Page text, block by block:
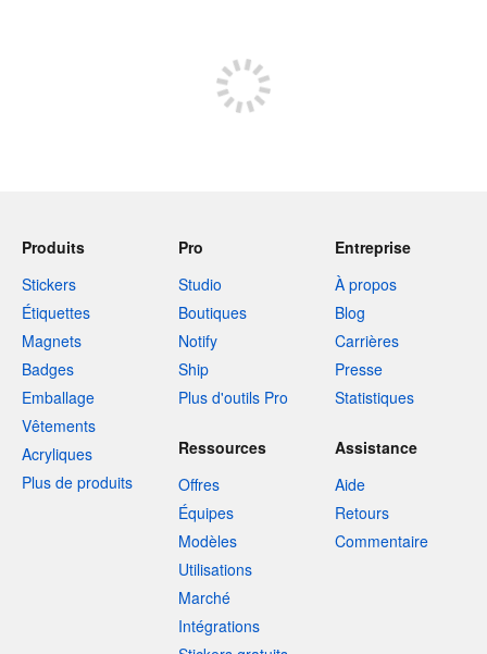
Produits
Stickers
Étiquettes
Magnets
Badges
Emballage
Vêtements
Acryliques
Plus de produits
Pro
Studio
Boutiques
Notify
Ship
Plus d'outils Pro
Entreprise
À propos
Blog
Carrières
Presse
Statistiques
Ressources
Offres
Équipes
Modèles
Utilisations
Marché
Intégrations
Assistance
Aide
Retours
Commentaire